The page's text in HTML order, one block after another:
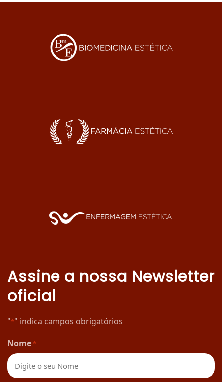
Assine a nossa Newsletter
oficial
"*" indica campos obrigatórios
Nome*